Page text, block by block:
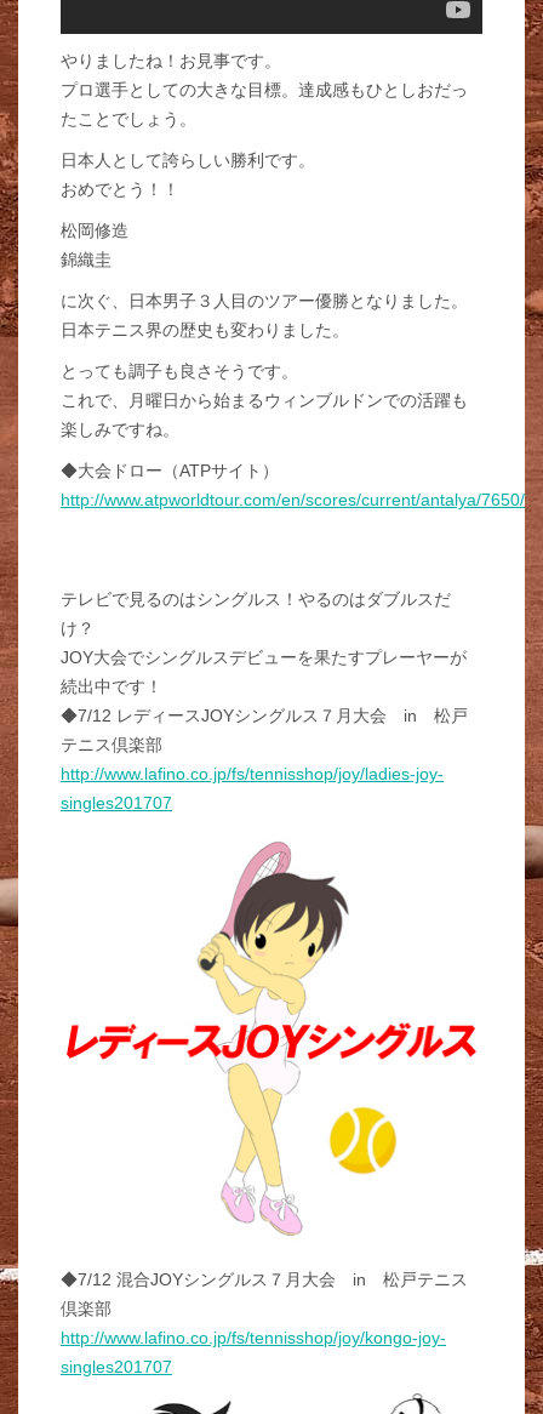
やりましたね！お見事です。
プロ選手としての大きな目標。達成感もひとしおだっ
たことでしょう。
日本人として誇らしい勝利です。
おめでとう！！
松岡修造
錦織圭
に次ぐ、日本男子３人目のツアー優勝となりました。
日本テニス界の歴史も変わりました。
とっても調子も良さそうです。
これで、月曜日から始まるウィンブルドンでの活躍も
楽しみですね。
◆大会ドロー（ATPサイト）
http://www.atpworldtour.com/en/scores/current/antalya/7650/
テレビで見るのはシングルス！やるのはダブルスだ
け？
JOY大会でシングルスデビューを果たすプレーヤーが
続出中です！
◆7/12 レディースJOYシングルス７月大会 in 松戸
テニス倶楽部
http://www.lafino.co.jp/fs/tennisshop/joy/ladies-joy-
singles201707
◆7/12 混合JOYシングルス７月大会 in 松戸テニス
倶楽部
http://www.lafino.co.jp/fs/tennisshop/joy/kongo-joy-
singles201707